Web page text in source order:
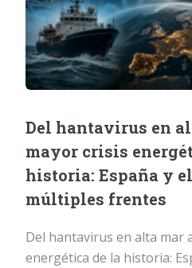
Del hantavirus en
mayor crisis
historia: España y
múltiples frentes
Del hantavirus en alta mar
energética de la historia: